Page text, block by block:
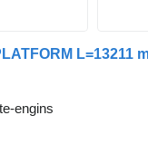
L=13211
engins